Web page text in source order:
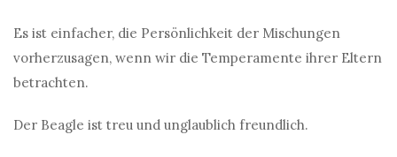
Es ist einfacher, die Persönlichkeit der Mischungen
vorherzusagen, wenn wir die Temperamente ihrer Eltern
betrachten.
Der Beagle ist treu und unglaublich freundlich.